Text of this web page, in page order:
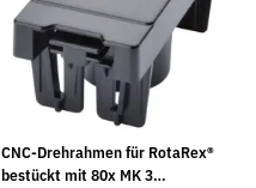
CNC-Drehrahmen für RotaRex®
bestückt mit 80x MK 3